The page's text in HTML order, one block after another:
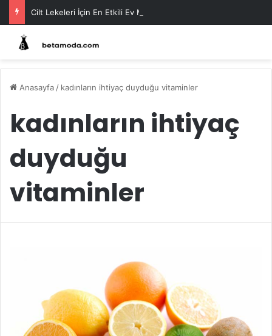
Cilt Lekeleri İçin En Etkili Ev Maskeleri
Anasayfa / kadınların ihtiyaç duyduğu vitaminler
kadınların ihtiyaç
duyduğu
vitaminler